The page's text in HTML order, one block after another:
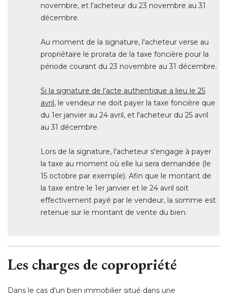
novembre, et l'acheteur du 23 novembre au 31
décembre.
Au moment de la signature, l'acheteur verse au
propriétaire le prorata de la taxe foncière pour la
période courant du 23 novembre au 31 décembre.
Si la signature de l'acte authentique a lieu le 25
avril, le vendeur ne doit payer la taxe foncière que
du 1er janvier au 24 avril, et l'acheteur du 25 avril
au 31 décembre.
Lors de la signature, l'acheteur s'engage à payer
la taxe au moment où elle lui sera demandée (le
15 octobre par exemple). Afin que le montant de
la taxe entre le 1er janvier et le 24 avril soit
effectivement payé par le vendeur, la somme est
retenue sur le montant de vente du bien.
Les charges de copropriété
Dans le cas d'un bien immobilier situé dans une